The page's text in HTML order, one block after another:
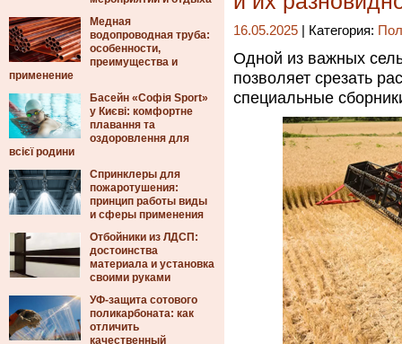
Медная
водопроводная труба:
особенности,
преимущества и
применение
Басейн «Софія Sport»
у Києві: комфортне
плавання та
оздоровлення для
всієї родини
Спринклеры для
пожаротушения:
принцип работы виды
и сферы применения
Отбойники из ЛДСП:
достоинства
материала и установка
своими руками
УФ-защита сотового
поликарбоната: как
отличить
качественный
16.05.2025 | Категория:
Одной из важных
позволяет срезать
специальные